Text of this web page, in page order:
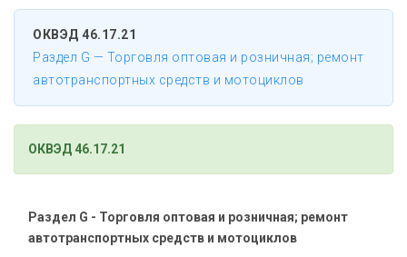
ОКВЭД 46.17.21
Раздел G — Торговля оптовая и розничная; ремонт
автотранспортных средств и мотоциклов
ОКВЭД 46.17.21
Раздел G - Торговля оптовая и розничная; ремонт
автотранспортных средств и мотоциклов